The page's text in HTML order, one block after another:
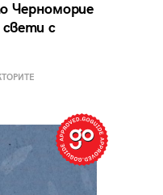
Черноморие
с